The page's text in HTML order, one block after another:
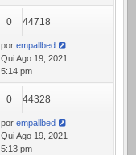
0 44718
por empallbed
Qui Ago 19, 2021
5:14 pm
0 44328
por empallbed
Qui Ago 19, 2021
5:13 pm